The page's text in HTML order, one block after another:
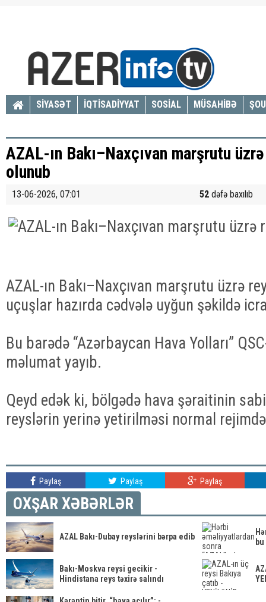
SİYASƏT İQTİSADİYYAT SOSİAL MÜSAHİBƏ
AZAL-ın Bakı–Naxçıvan marşrutu
olunub
13-06-2026, 07:01 52 dəfə baxılıb
AZAL-ın Bakı–Naxçıvan marşrutu üzrə
uçuşlar hazırda cədvələ uyğun şəkildə
Bu barədə “Azərbaycan Hava Yolları”
məlumat yayıb.
Qeyd edək ki, bölgədə hava şəraitinin
reyslərin yerinə yetirilməsi normal
Paylaş Paylaş Paylaş
OXŞAR XƏBƏRLƏR
AZAL Bakı-Dubay reyslərini bərpa edib
Bakı-Moskva reysi gecikir -
Hindistana reys təxirə salındı